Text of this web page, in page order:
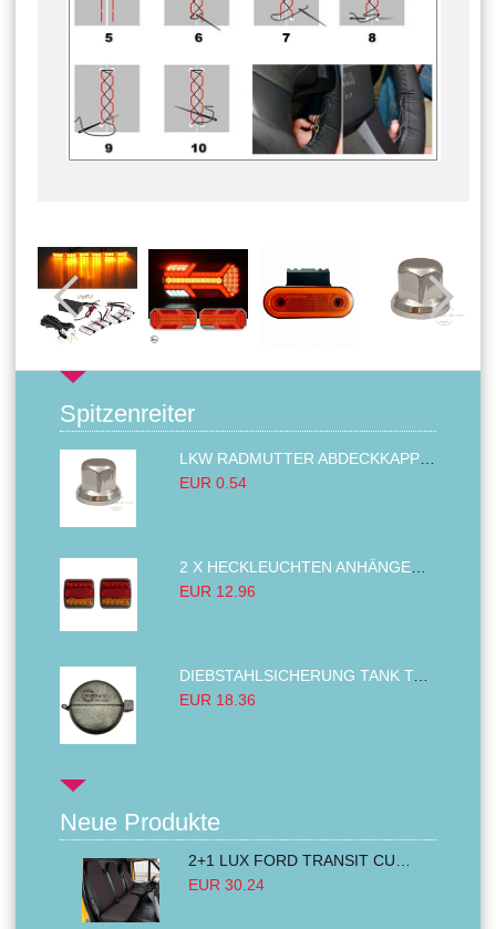
Spitzenreiter
EUR 0.54
EUR 12.96
DIEBSTAHLSICHERUNG TANK TANKDECKEL DIESELTANK KRAFTSTOFFTANKDECKEL VERRIEGELUNG PASSEND FÜR LKW PKW TRAKTOREN BAGGER 80MM
EUR 18.36
Neue Produkte
EUR 30.24